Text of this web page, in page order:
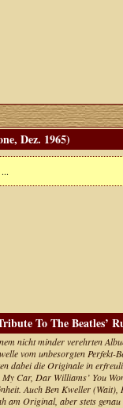
Dez. 1965)
To The Beatles’
nicht minder verehrten
vom unbesorgten Perfekt-
dabei die Originale in
Car, Dar Williams’ You
Auch Ben Kweller
am Original, aber stets